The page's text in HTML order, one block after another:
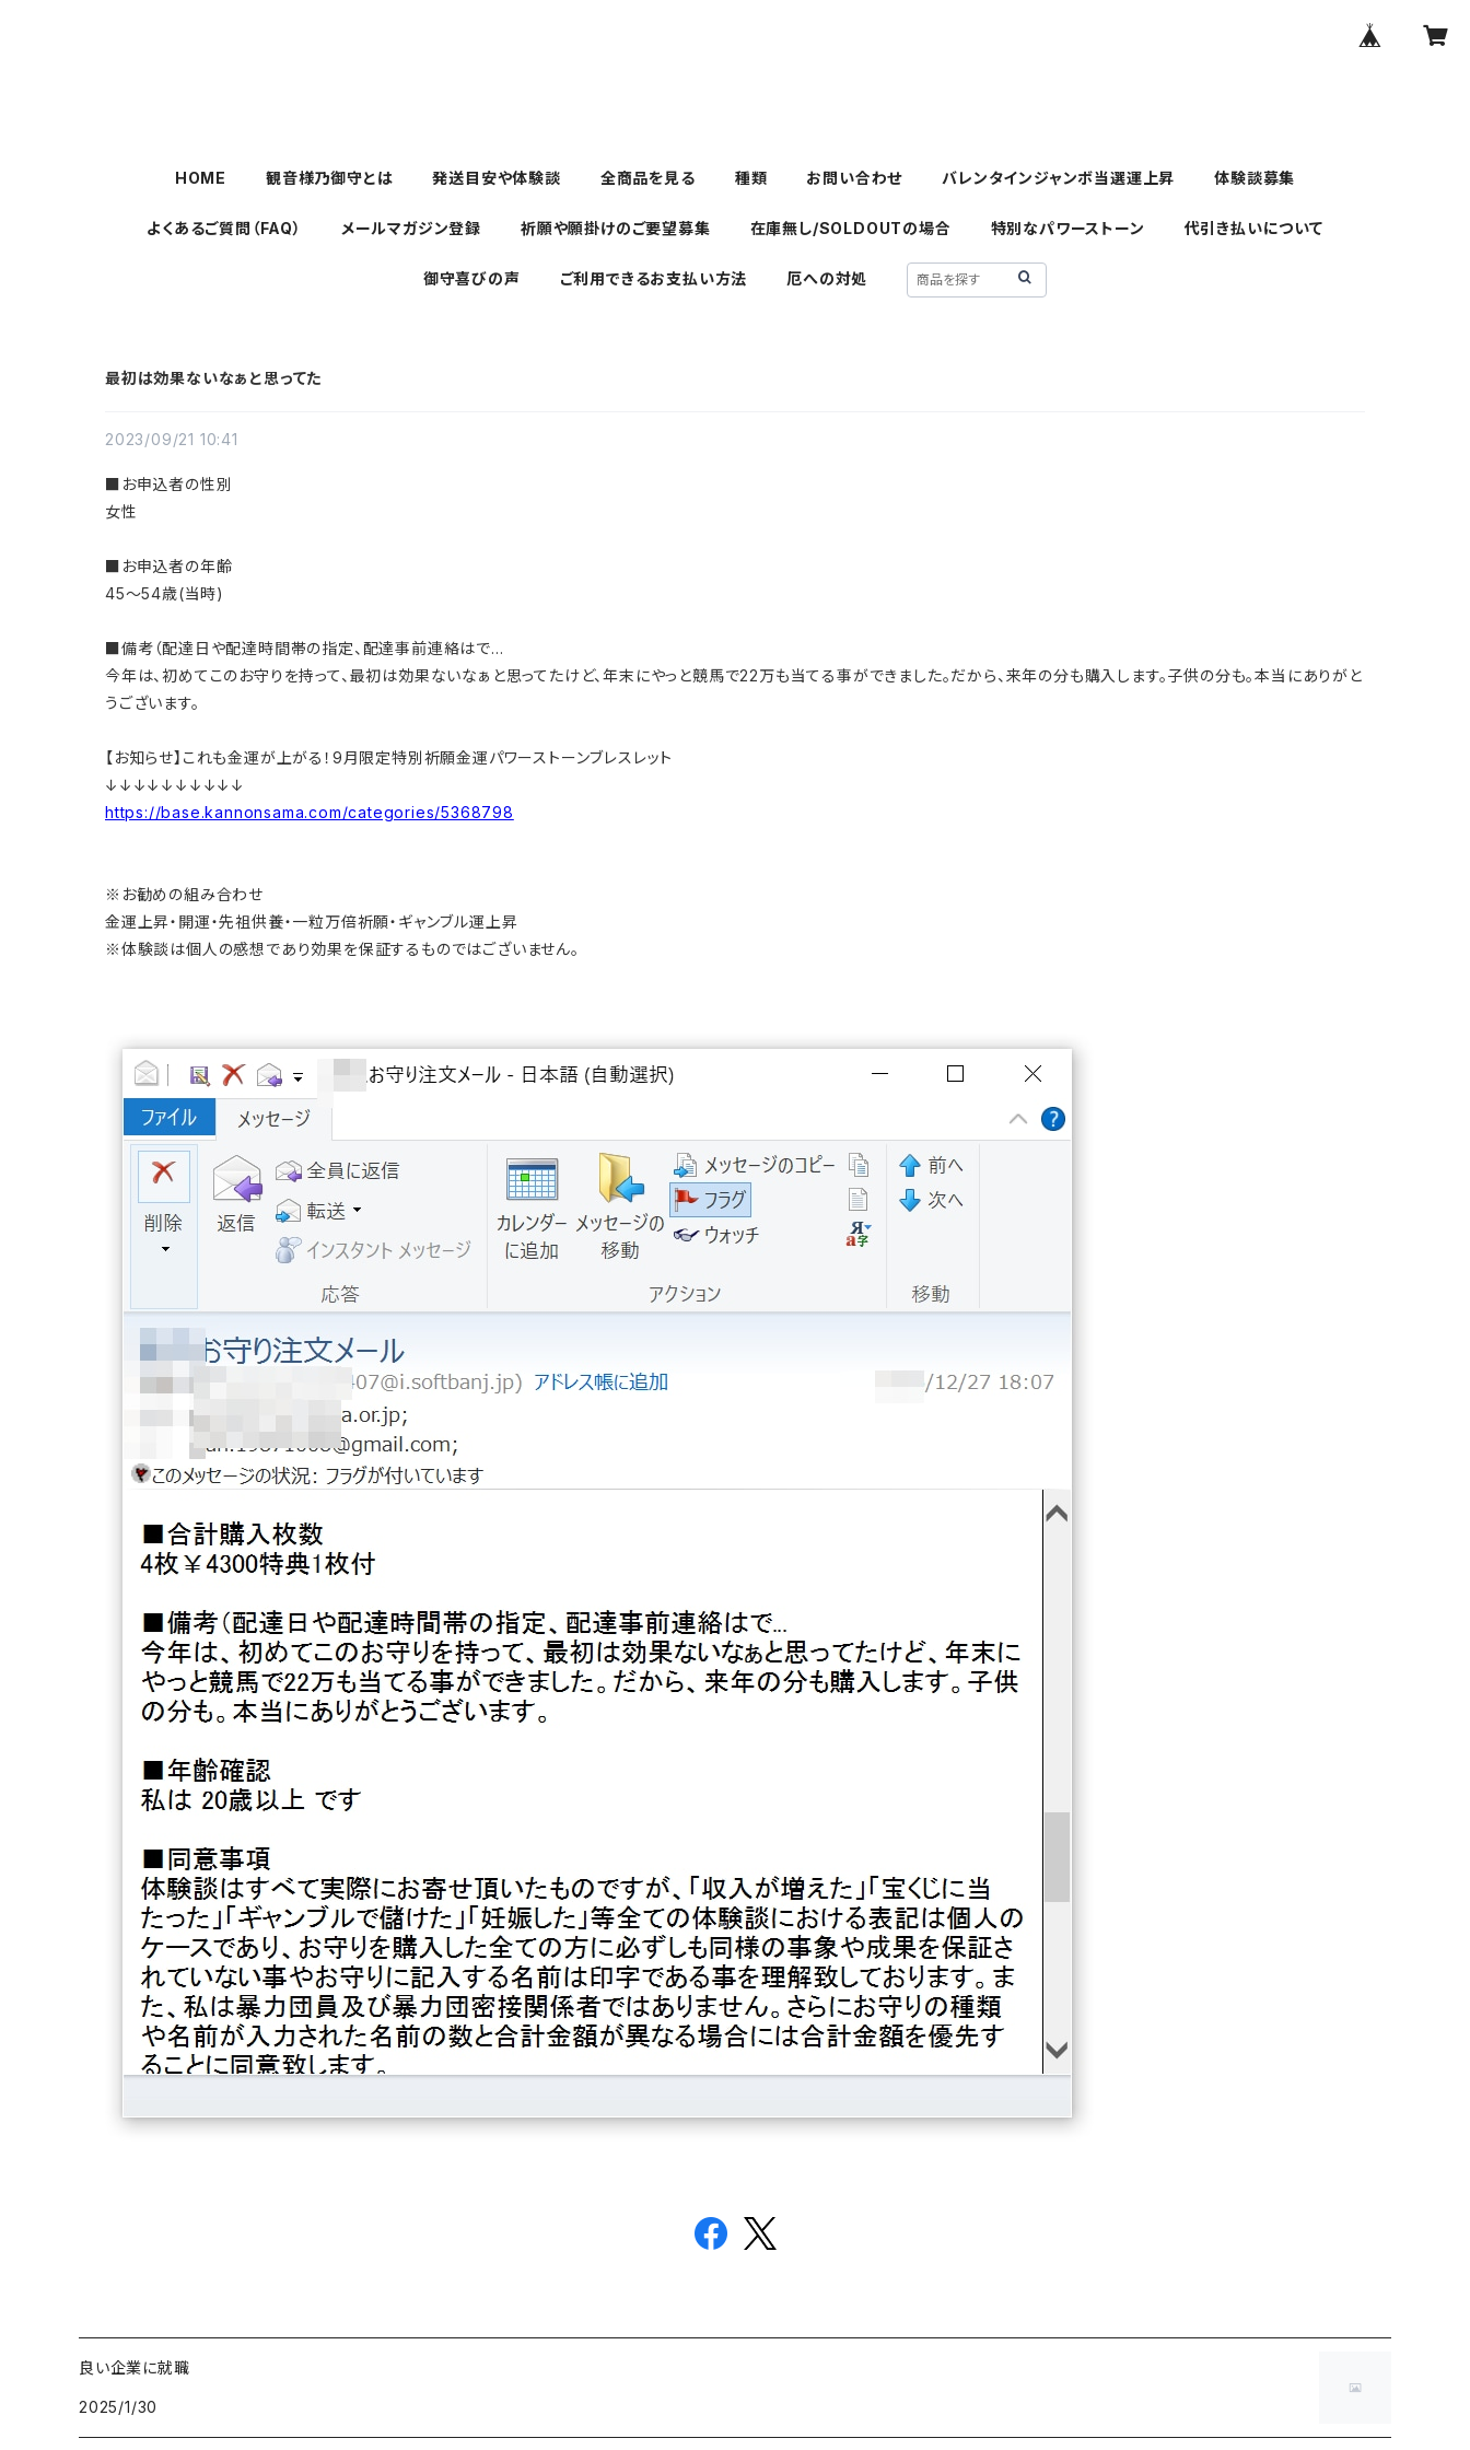
HOME 観音様乃御守とは 発送目安や体験談 全商品を見る 種類 お問い合わせ バレンタインジャンボ当選運上昇 体験談募集
よくあるご質問（FAQ） メールマガジン登録 祈願や願掛けのご要望募集 在庫無し/SOLDOUTの場合 特別なパワーストーン 代引き払いについて
御守喜びの声 ご利用できるお支払い方法 厄への対処
最初は効果ないなぁと思ってた
2023/09/21 10:41
■お申込者の性別
女性
■お申込者の年齢
45～54歳(当時)
■備考（配達日や配達時間帯の指定、配達事前連絡はで...
今年は、初めてこのお守りを持って、最初は効果ないなぁと思ってたけど、年末にやっと競馬で22万も当てる事ができました。だから、来年の分も購入します。子供の分も。本当にありがと
うございます。
【お知らせ】これも金運が上がる！9月限定特別祈願金運パワーストーンブレスレット
↓↓↓↓↓↓↓↓↓↓
https://base.kannonsama.com/categories/5368798
※お勧めの組み合わせ
金運上昇・開運・先祖供養・一粒万倍祈願・ギャンブル運上昇
※体験談は個人の感想であり効果を保証するものではございません。
良い企業に就職
2025/1/30